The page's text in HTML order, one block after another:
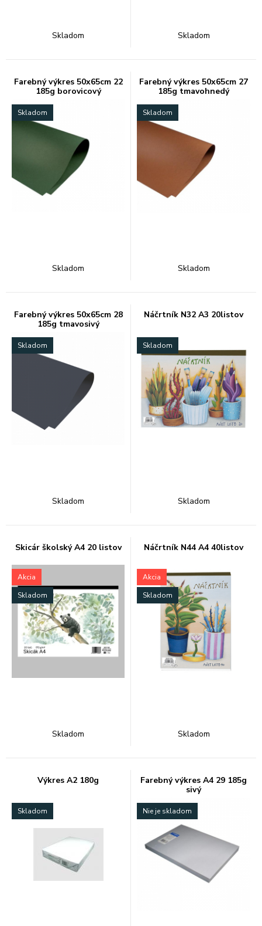
Skladom Skladom
Farebný výkres 50x65cm 22
185g borovicový
Skladom
Skladom
Farebný výkres 50x65cm 27
185g tmavohnedý
Skladom
Skladom
Farebný výkres 50x65cm 28
185g tmavosivý
Skladom
Skladom
Náčrtník N32 A3 20listov
Skladom
Skladom
Skicár školský A4 20 listov
Akcia
Skladom
Skladom
Náčrtník N44 A4 40listov
Akcia
Skladom
Skladom
Výkres A2 180g
Skladom
Farebný výkres A4 29 185g
sivý
Nie je skladom